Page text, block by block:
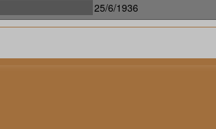
25/6/1936